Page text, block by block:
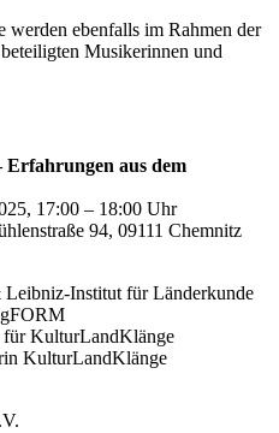
werden ebenfalls im Rahmen der
Musikerinnen und
aus dem
17:00 – 18:00 Uhr
94, 09111 Chemnitz
Institut für Länderkunde
für KulturLandKlänge
KulturLandKlänge